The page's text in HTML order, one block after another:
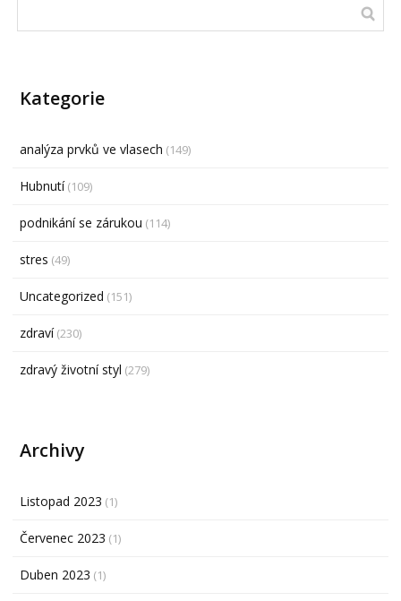
Kategorie
analýza prvků ve vlasech (149)
Hubnutí(109)
podnikání se zárukou (114)
stres (49)
Uncategorized (151)
zdraví(230)
zdravý životní styl (279)
Archivy
Listopad 2023 (1)
Červenec 2023 (1)
Duben 2023 (1)